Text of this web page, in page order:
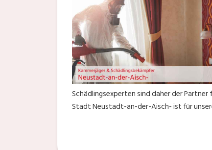
Schädlingsexperten sind daher der
Stadt Neustadt-an-der-Aisch- ist für